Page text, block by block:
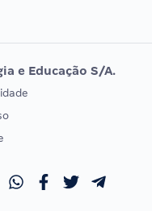
DE ORDEM
OAB
e Educação S/A.